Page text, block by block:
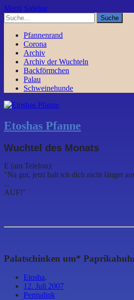
Menü Sidebar
Pfannenrand
Corona
Archiv
Archiv der Wuchteln
Backförmchen
Palau
Schweinehunde
Etoshas Pfanne
Wuchtel des Monats
E (am Telefon):
"Na gut, jetzt halt ich dich nicht länger
...
AUF!"
Palatschinken um*
Etosha,
12. Juli 2007
Permalink